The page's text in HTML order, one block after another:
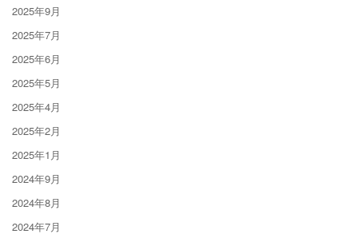
2025年9月
2025年7月
2025年6月
2025年5月
2025年4月
2025年2月
2025年1月
2024年9月
2024年8月
2024年7月